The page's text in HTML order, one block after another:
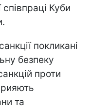
Куби
покликані
безпеку
проти
та